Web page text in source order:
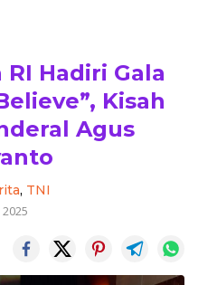
Hadiri Gala
Kisah
Agus
, TNI
2025